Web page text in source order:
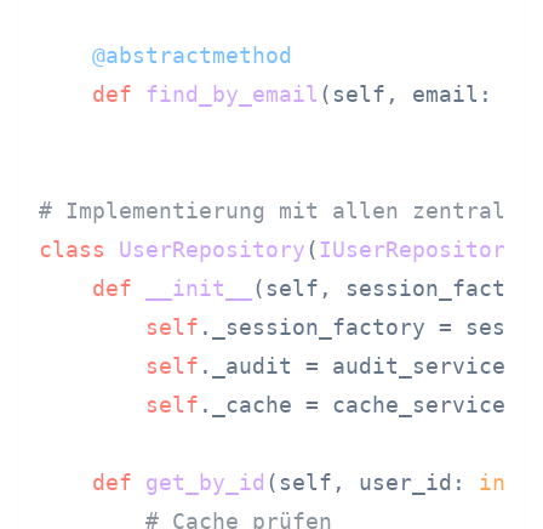
    @abstractmethod
def
find_by_email ( self, email:
# Implementierung mit allen
class
UserRepository( IUserRepository
def
__init__ ( self,
self ._session_factory =
self ._audit = audit_service
self ._cache = cache_service
def get_by_id ( self, user_id: int
# Cache prüfen